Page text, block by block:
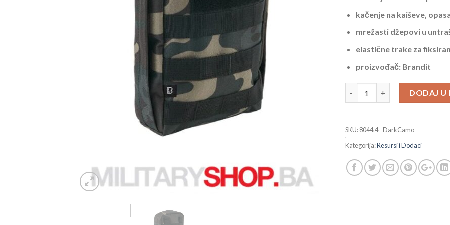
kačenje na kaiševe,
mrežasti džepovi u
elastične trake za
proizvođač: Brandit
DODAJ U
SKU:8044.4 - DarkCamo
Kategorija:Resursi i Dodaci